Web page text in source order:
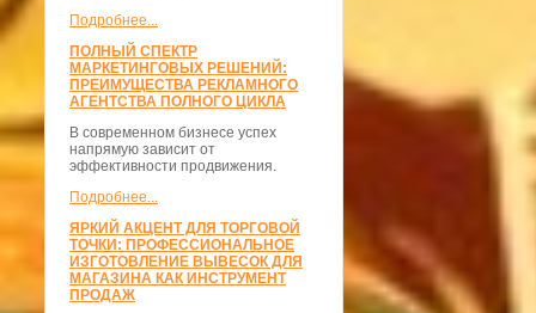
Подробнее...
ПОЛНЫЙ СПЕКТР
МАРКЕТИНГОВЫХ РЕШЕНИЙ:
ПРЕИМУЩЕСТВА РЕКЛАМНОГО
АГЕНТСТВА ПОЛНОГО ЦИКЛА
В современном бизнесе успех
напрямую зависит от
эффективности продвижения.
Подробнее...
ЯРКИЙ АКЦЕНТ ДЛЯ ТОРГОВОЙ
ТОЧКИ: ПРОФЕССИОНАЛЬНОЕ
ИЗГОТОВЛЕНИЕ ВЫВЕСОК ДЛЯ
МАГАЗИНА КАК ИНСТРУМЕНТ
ПРОДАЖ